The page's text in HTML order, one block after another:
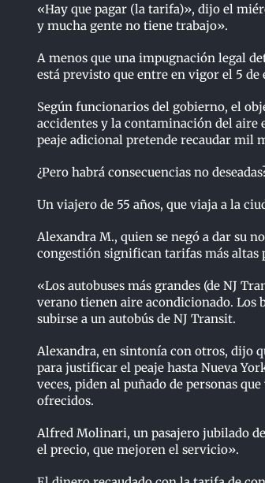
«Hay que pagar (la tarifa)», dijo el
y mucha gente no tiene trabajo».
A menos que una impugnación legal
está previsto que entre en vigor el 5
Según funcionarios del gobierno, el
accidentes y la contaminación del
peaje adicional pretende recaudar mil
¿Pero habrá consecuencias no
Un viajero de 55 años, que viaja a la
Alexandra M., quien se negó a dar su
congestión significan tarifas más altas
«Los autobuses más grandes (de NJ
verano tienen aire acondicionado. Los
subirse a un autobús de NJ Transit.
Alexandra, en sintonía con otros, dijo
para justificar el peaje hasta Nueva
veces, piden al puñado de personas
ofrecidos.
Alfred Molinari, un pasajero jubilado
el precio, que mejoren el servicio».